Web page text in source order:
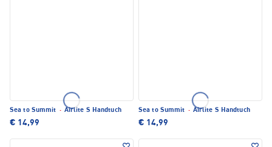
Sea to Summit · Airlite S Handtuch
€ 14,99
Sea to Summit · Airlite S Handtuch
€ 14,99